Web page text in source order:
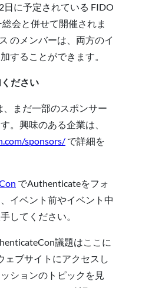
に予定されている FIDO
会と併せて開催されま
のメンバーは、両方のイ
することができます。
ださい
まだ一部のスポンサー
。興味のある企業は、
sponsors/ で詳細を
でAuthenticateをフォ
イベント前やイベント中
してください。
議題はここに
ブサイトにアクセスし
ションのトピックを見